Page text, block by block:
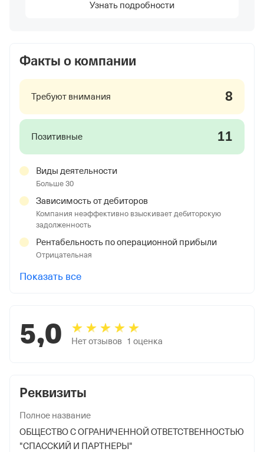
Реквизиты
Полное название
ОБЩЕСТВО С ОГРАНИЧЕННОЙ ОТВЕТСТВЕННОСТЬЮ
"СПАССКИЙ И ПАРТНЕРЫ"
Узнать подробности
Факты о компании
Требуют внимания 8
Позитивные 11
Виды деятельности
Больше 30
Зависимость от дебиторов
Компания неэффективно взыскивает дебиторскую
задолженность
Рентабельность по операционной прибыли
Отрицательная
Показать все
5,0 Нет отзывов 1 оценка